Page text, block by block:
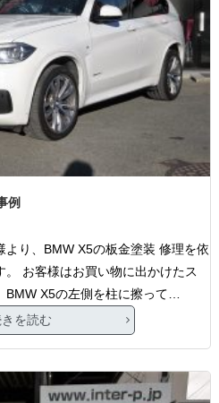
例
より、BMW X5の板金塗装 修理を依
お客様はお買い物に出かけたス
X5の左側を柱に擦って…
を読む